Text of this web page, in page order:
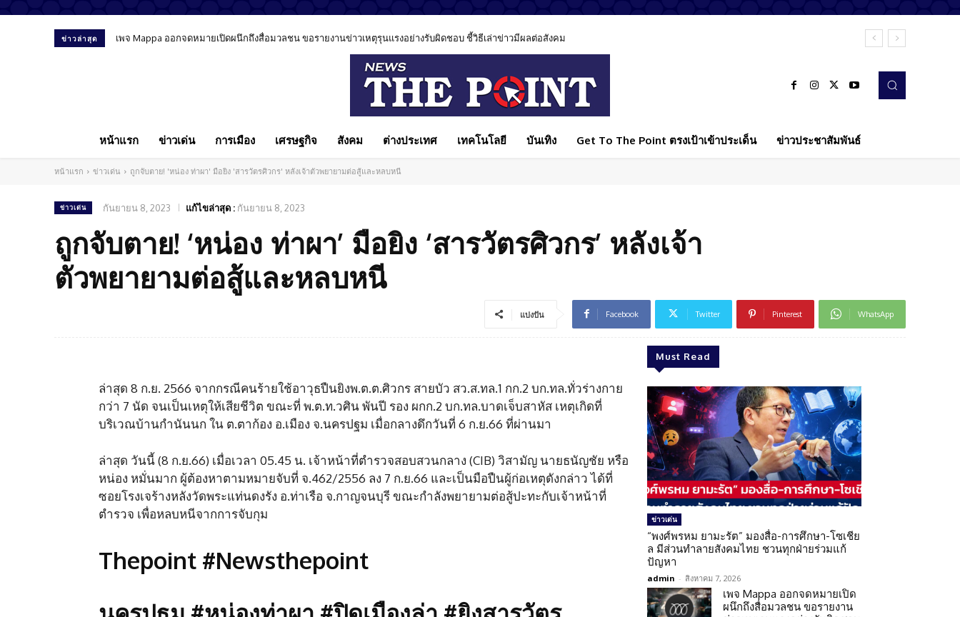
ข่าวล่าสุด เพจ Mappa ออกจดหมายเปิดผนึกถึงสื่อมวลชน ขอรายงานข่าวเหตุรุนแรงอย่างรับผิดชอบ ชี้วิธีเล่าข่าวมีผลต่อสังคม
หน้าแรก ข่าวเด่น การเมือง เศรษฐกิจ สังคม ต่างประเทศ เทคโนโลยี บันเทิง Get To The Point ตรงเป้าเข้าประเด็น ข่าวประชาสัมพันธ์
หน้าแรก ข่าวเด่น ถูกจับตาย! 'หน่อง ท่าผา' มือยิง 'สารวัตรศิวกร' หลังเจ้าตัวพยายามต่อสู้และหลบหนี
ข่าวเด่น กันยายน 8, 2023 แก้ไขล่าสุด : กันยายน 8, 2023
ถูกจับตาย! ‘หน่อง ท่าผา’ มือยิง ‘สารวัตรศิวกร’ หลังเจ้า
ตัวพยายามต่อสู้และหลบหนี
แบ่งปัน Facebook Twitter Pinterest WhatsApp
ล่าสุด 8 ก.ย. 2566 จากกรณีคนร้ายใช้อาวุธปืนยิงพ.ต.ต.ศิวกร สายบัว สว.ส.ทล.1 กก.2 บก.ทล.ทั่วร่างกาย
กว่า 7 นัด จนเป็นเหตุให้เสียชีวิต ขณะที่ พ.ต.ท.วศิน พันปี รอง ผกก.2 บก.ทล.บาดเจ็บสาหัส เหตุเกิดที่
บริเวณบ้านกำนันนก ใน ต.ตาก้อง อ.เมือง จ.นครปฐม เมื่อกลางดึกวันที่ 6 ก.ย.66 ที่ผ่านมา
ล่าสุด วันนี้ (8 ก.ย.66) เมื่อเวลา 05.45 น. เจ้าหน้าที่ตำรวจสอบสวนกลาง (CIB) วิสามัญ นายธนัญชัย หรือ
หน่อง หมั่นมาก ผู้ต้องหาตามหมายจับที่ จ.462/2556 ลง 7 ก.ย.66 และเป็นมือปืนผู้ก่อเหตุดังกล่าว ได้ที่
ซอยโรงเจร้างหลังวัดพระแท่นดงรัง อ.ท่าเรือ จ.กาญจนบุรี ขณะกำลังพยายามต่อสู้ปะทะกับเจ้าหน้าที่
ตำรวจ เพื่อหลบหนีจากการจับกุม
Thepoint #Newsthepoint
Must Read
ข่าวเด่น
“พงศ์พรหม ยามะรัต” มองสื่อ-การศึกษา-โซเชีย
ล มีส่วนทำลายสังคมไทย ชวนทุกฝ่ายร่วมแก้
ปัญหา
admin - สิงหาคม 7, 2026
เพจ Mappa ออกจดหมายเปิด
ผนึกถึงสื่อมวลชน ขอรายงาน